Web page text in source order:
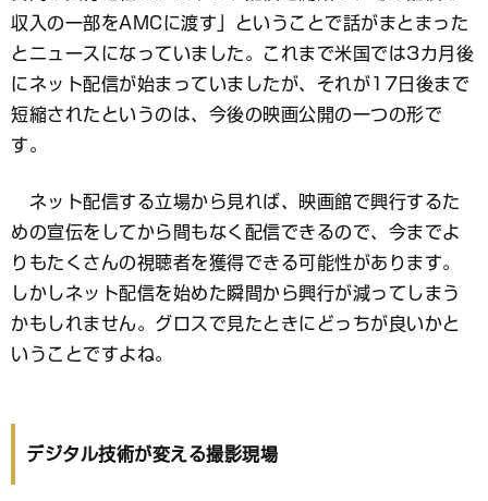
収入の一部をAMCに渡す」ということで話がまとまった
とニュースになっていました。これまで米国では3カ月後
にネット配信が始まっていましたが、それが17日後まで
短縮されたというのは、今後の映画公開の一つの形で
す。
ネット配信する立場から見れば、映画館で興行するた
めの宣伝をしてから間もなく配信できるので、今までよ
りもたくさんの視聴者を獲得できる可能性があります。
しかしネット配信を始めた瞬間から興行が減ってしまう
かもしれません。グロスで見たときにどっちが良いかと
いうことですよね。
デジタル技術が変える撮影現場